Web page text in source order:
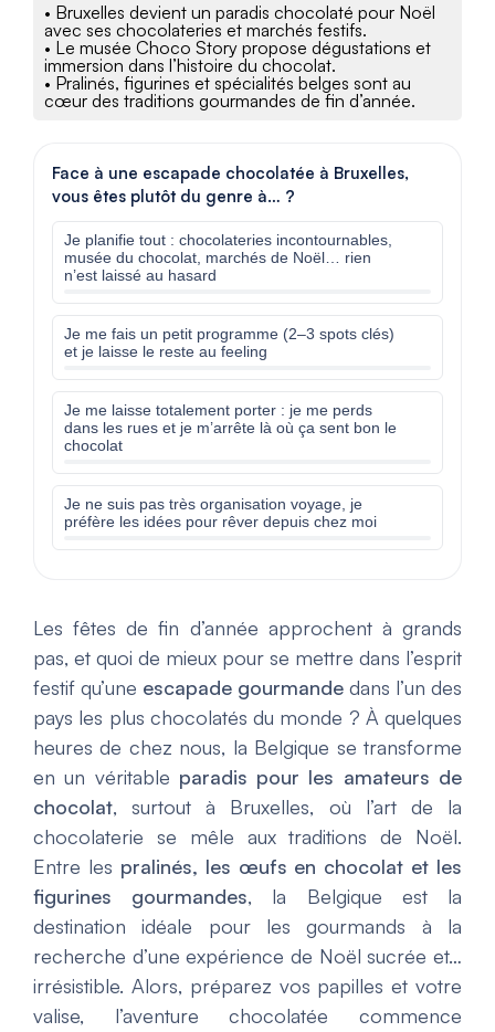
• Bruxelles devient un paradis chocolaté pour Noël
avec ses chocolateries et marchés festifs.
• Le musée Choco Story propose dégustations et
immersion dans l’histoire du chocolat.
• Pralinés, figurines et spécialités belges sont au
cœur des traditions gourmandes de fin d’année.
Face à une escapade chocolatée à Bruxelles,
vous êtes plutôt du genre à… ?
Je planifie tout : chocolateries incontournables,
musée du chocolat, marchés de Noël… rien
n’est laissé au hasard
Je me fais un petit programme (2–3 spots clés)
et je laisse le reste au feeling
Je me laisse totalement porter : je me perds
dans les rues et je m’arrête là où ça sent bon le
chocolat
Je ne suis pas très organisation voyage, je
préfère les idées pour rêver depuis chez moi
Les fêtes de fin d’année approchent à grands
pas, et quoi de mieux pour se mettre dans l’esprit
festif qu’une escapade gourmande dans l’un des
pays les plus chocolatés du monde ? À quelques
heures de chez nous, la Belgique se transforme
en un véritable paradis pour les amateurs de
chocolat, surtout à Bruxelles, où l’art de la
chocolaterie se mêle aux traditions de Noël.
Entre les pralinés, les œufs en chocolat et les
figurines gourmandes, la Belgique est la
destination idéale pour les gourmands à la
recherche d’une expérience de Noël sucrée et…
irrésistible. Alors, préparez vos papilles et votre
valise, l’aventure chocolatée commence